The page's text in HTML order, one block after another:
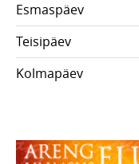
Esmaspäev
Teisipäev
Kolmapäev